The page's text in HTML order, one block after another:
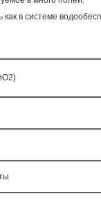
в системе